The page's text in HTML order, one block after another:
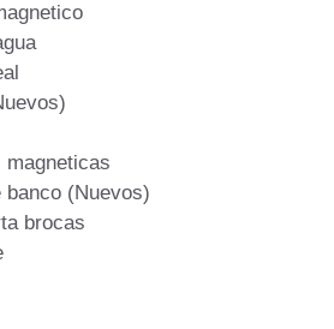
magneticas
banco (Nuevos)
brocas